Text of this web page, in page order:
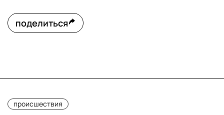
поделиться
происшествия